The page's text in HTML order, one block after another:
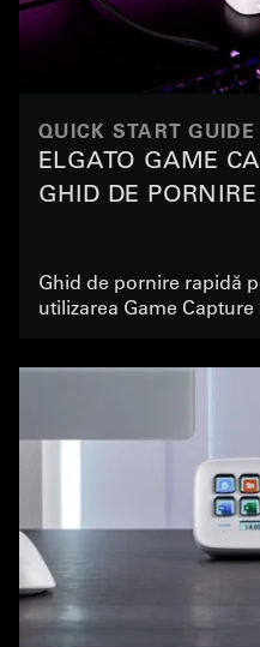
QUICK START GUIDE
ELGATO GAME
GHID DE
Ghid de pornire rapidă
utilizarea Game Capture